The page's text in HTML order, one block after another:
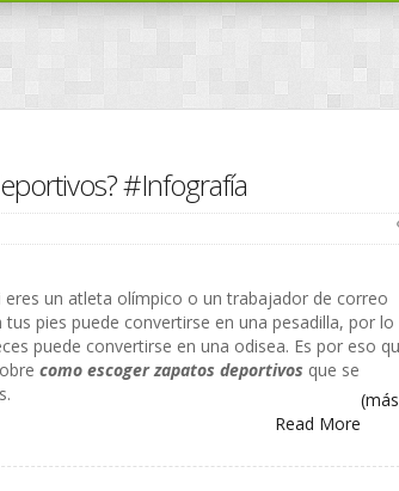
#Infografía
eres un atleta olímpico o un trabajador de correo
pies puede convertirse en una pesadilla, por lo
puede convertirse en una odisea. Es por eso
como escoger zapatos deportivos que se
Read More